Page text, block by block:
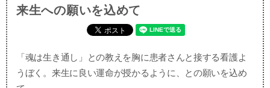
来生への願いを込めて
「魂は生き通し」との教えを胸に患者さんと接する看護よ
うぼく。来生に良い運命が授かるように、との願いを込め